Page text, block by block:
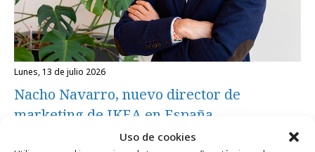
Uso de cookies
lunes, 13 de julio 2026
Nacho Navarro, nuevo director de
marketing de IKEA en España